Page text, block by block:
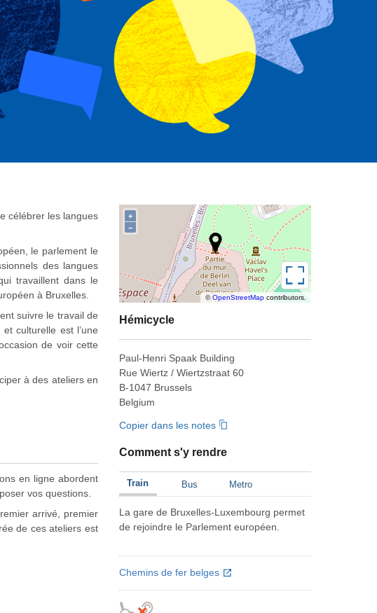
célébrer les langues
le parlement le
des langues
travaillent dans le
à Bruxelles.
suivre le travail de
culturelle est l’une
de voir cette
à des ateliers en
en ligne abordent
vos questions.
arrivé, premier
de ces ateliers est
Plein écran
+
−
©OpenStreetMap contributors.
Hémicycle
Paul-Henri Spaak Building
Rue Wiertz / Wiertzstraat 60
B-1047 Brussels
Belgium
Copier dans les notes
Comment s'y rendre
Train Bus Metro
La gare de Bruxelles-Luxembourg permet
de rejoindre le Parlement européen.
Chemins de fer belges